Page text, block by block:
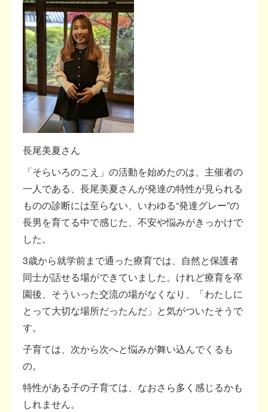
長尾美夏さん
「そらいろのこえ」の活動を始めたのは、主催者の
一人である、長尾美夏さんが発達の特性が見られる
ものの診断には至らない、いわゆる“発達グレー”の
長男を育てる中で感じた、不安や悩みがきっかけで
した。
3歳から就学前まで通った療育では、自然と保護者
同士が話せる場ができていました。けれど療育を卒
園後、そういった交流の場がなくなり、「わたしに
とって大切な場所だったんだ」と気がついたそうで
す。
子育ては、次から次へと悩みが舞い込んでくるも
の。
特性がある子の子育ては、なおさら多く感じるかも
しれません。